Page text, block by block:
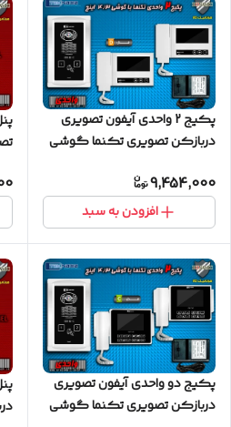
پکیج 2 واحدی آیفون تصویری
دربازکن تصویری تکنما گوشی
9,454,000
افزودن به سبد
پکیج دو واحدی آیفون تصویری
دربازکن تصویری تکنما گوشی